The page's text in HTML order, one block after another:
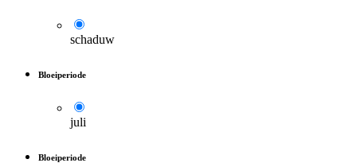
schaduw
Bloeiperiode
juli
Bloeiperiode